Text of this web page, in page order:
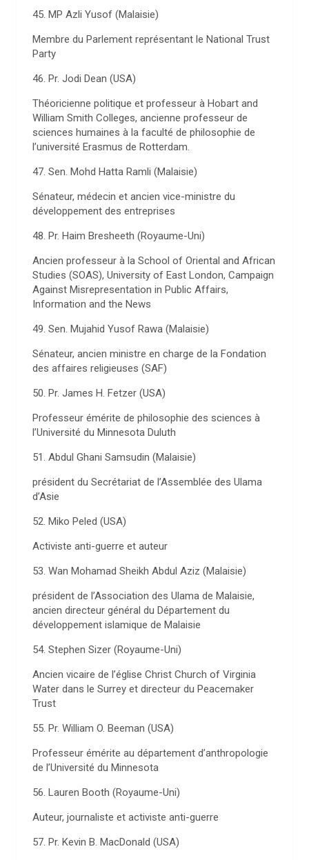
45. MP Azli Yusof (Malaisie)
Membre du Parlement représentant le National Trust
Party
46. Pr. Jodi Dean (USA)
Théoricienne politique et professeur à Hobart and
William Smith Colleges, ancienne professeur de
sciences humaines à la faculté de philosophie de
l’université Erasmus de Rotterdam.
47. Sen. Mohd Hatta Ramli (Malaisie)
Sénateur, médecin et ancien vice-ministre du
développement des entreprises
48. Pr. Haim Bresheeth (Royaume-Uni)
Ancien professeur à la School of Oriental and African
Studies (SOAS), University of East London, Campaign
Against Misrepresentation in Public Affairs,
Information and the News
49. Sen. Mujahid Yusof Rawa (Malaisie)
Sénateur, ancien ministre en charge de la Fondation
des affaires religieuses (SAF)
50. Pr. James H. Fetzer (USA)
Professeur émérite de philosophie des sciences à
l’Université du Minnesota Duluth
51. Abdul Ghani Samsudin (Malaisie)
président du Secrétariat de l’Assemblée des Ulama
d’Asie
52. Miko Peled (USA)
Activiste anti-guerre et auteur
53. Wan Mohamad Sheikh Abdul Aziz (Malaisie)
président de l’Association des Ulama de Malaisie,
ancien directeur général du Département du
développement islamique de Malaisie
54. Stephen Sizer (Royaume-Uni)
Ancien vicaire de l’église Christ Church of Virginia
Water dans le Surrey et directeur du Peacemaker
Trust
55. Pr. William O. Beeman (USA)
Professeur émérite au département d’anthropologie
de l’Université du Minnesota
56. Lauren Booth (Royaume-Uni)
Auteur, journaliste et activiste anti-guerre
57. Pr. Kevin B. MacDonald (USA)